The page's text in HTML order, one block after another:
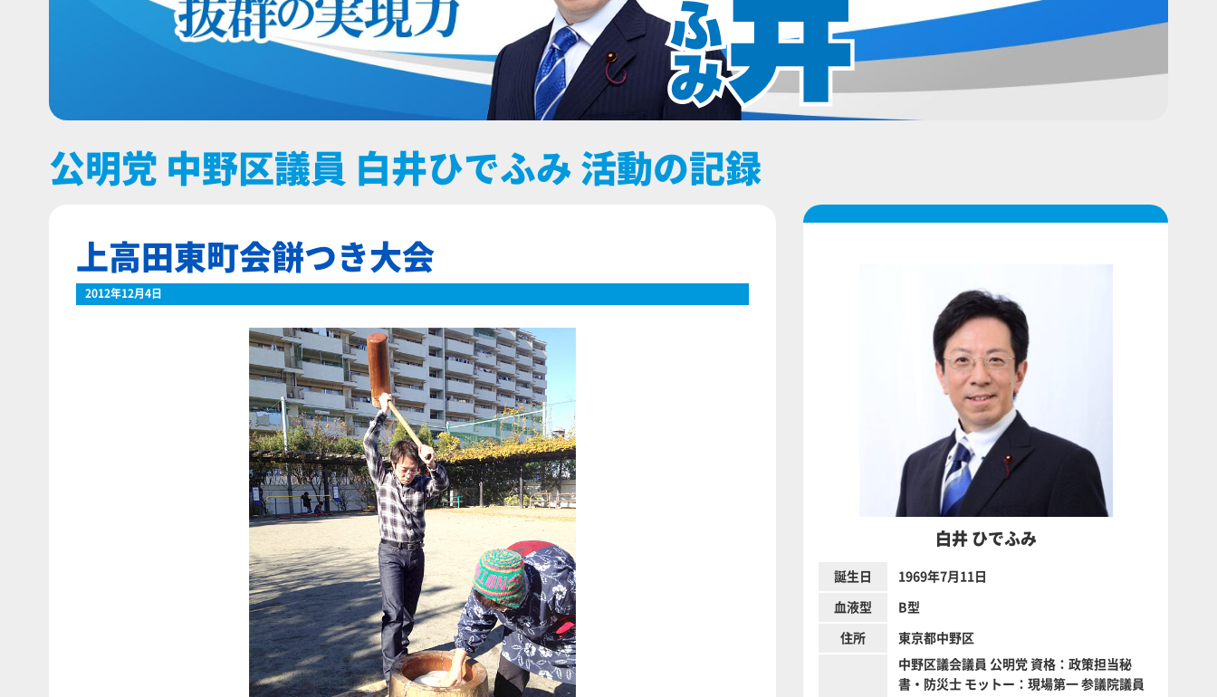
公明党 中野区議員 白井ひでふみ 活動の記録
上高田東町会餅つき大会
2012年12月4日
白井 ひでふみ
誕生日 1969年7月11日
血液型 B型
住所 東京都中野区
中野区議会議員 公明党 資格：政策担当秘
書・防災士 モットー：現場第一 参議院議員